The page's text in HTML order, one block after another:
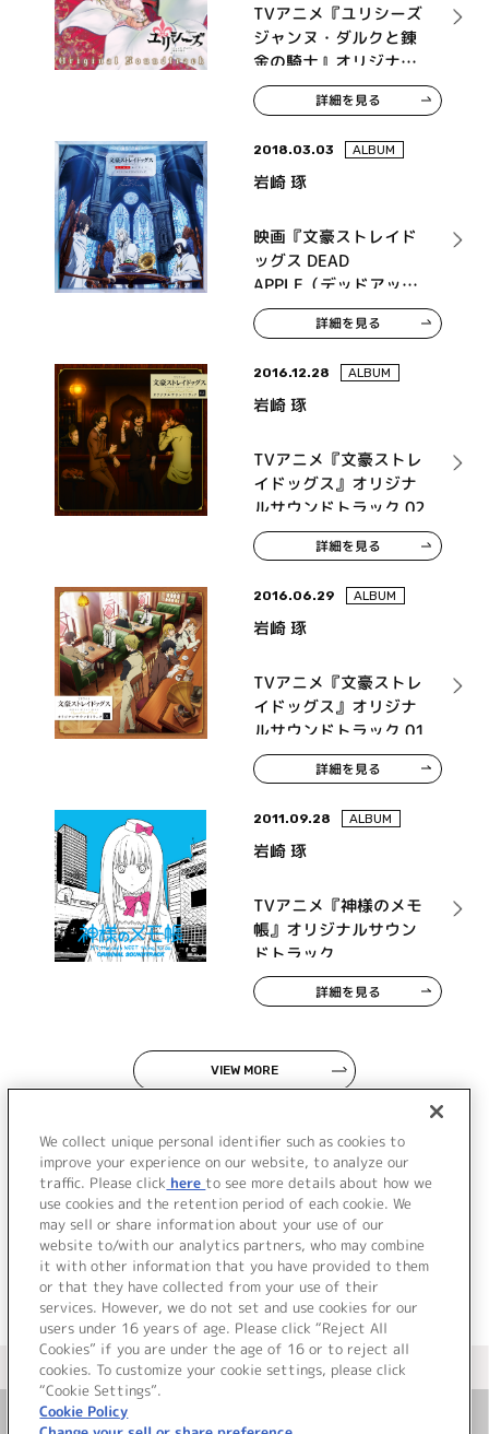
TVアニメ『ユリシーズ
ジャンヌ・ダルクと錬
金の騎士』オリジナル
サウンドトラック
詳細を見る
2018.03.03 ALBUM
岩崎 琢
映画『文豪ストレイド
ッグス DEAD
APPLE（デッドアップ
ル）』オリジナルサウ
ンドトラック
詳細を見る
2016.12.28 ALBUM
岩崎 琢
TVアニメ『文豪ストレ
イドッグス』オリジナ
ルサウンドトラック 02
詳細を見る
2016.06.29 ALBUM
岩崎 琢
TVアニメ『文豪ストレ
イドッグス』オリジナ
ルサウンドトラック 01
詳細を見る
2011.09.28 ALBUM
岩崎 琢
TVアニメ『神様のメモ
帳』オリジナルサウン
ドトラック
詳細を見る
VIEW MORE
JP
＜ カタログサイト トップページへ
We collect unique personal identifier such as cookies to
improve your experience on our website, to analyze our
traffic. Please click here to see more details about how we
use cookies and the retention period of each cookie. We
may sell or share information about your use of our
website to/with our analytics partners, who may combine
it with other information that you have provided to them
or that they have collected from your use of their
services. However, we do not set and use cookies for our
users under 16 years of age. Please click “Reject All
Cookies” if you are under the age of 16 or to reject all
cookies. To customize your cookie settings, please click
“Cookie Settings”.
Cookie Policy